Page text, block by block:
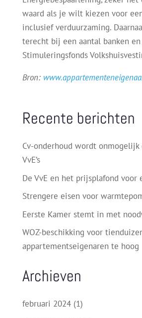
waard als je wilt kiezen voor
inclusief verduurzaming.
terecht bij een aantal banken
Stimuleringsfonds
Bron:
Recente berichten
Cv-onderhoud wordt onmogelijk
VvE’s
De VvE en het prijsplafond voor
Strengere eisen voor
Eerste Kamer stemt in met
WOZ-beschikking voor
appartementseigenaren te hoog
Archieven
februari 2024(1)